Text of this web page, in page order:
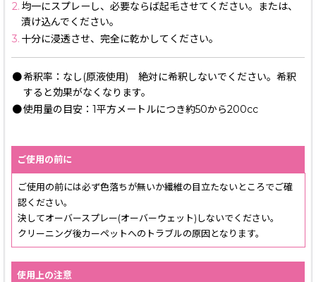
2. 均一にスプレーし、必要ならば起毛させてください。または、
漬け込んでください。
3. 十分に浸透させ、完全に乾かしてください。
●希釈率：なし(原液使用) 絶対に希釈しないでください。希釈
すると効果がなくなります。
●使用量の目安：1平方メートルにつき約50から200cc
ご使用の前に
ご使用の前には必ず色落ちが無いか繊維の目立たないところでご確
認ください。
決してオーバースプレー(オーバーウェット)しないでください。
クリーニング後カーペットへのトラブルの原因となります。
使用上の注意